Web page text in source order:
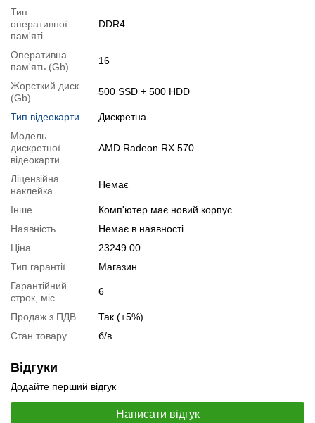
Можлива також комплектація
Для цього додайте в корзину відповідну позицію з розділу
"Аксесуари" разом з основним товаром.
Специфікація, тести та технічні звіти
Специфікація процесора:
Тестування процесора:Intel Core i5-8400
Специфікація відеокарти:
Тестування відеокарти: AMD Radeon RX 570
📧Запит оптової ціни
Слідкувати на Facebook
Тип
оперативної
пам'яті
DDR4
Оперативна
пам'ять (Gb)
16
Жорсткий диск
(Gb)
500 SSD + 500 HDD
Тип відеокарти
Дискретна
Модель
дискретної
відеокарти
AMD Radeon RX 570
Ліцензійна
наклейка
Немає
Інше
Комп'ютер має новий корпус
Наявність
Немає в наявності
Ціна
23249.00
Тип гарантії
Магазин
Гарантійний
строк, міс.
6
Продаж з ПДВ
Так (+5%)
Стан товару
б/в
Відгуки
Додайте перший відгук
Написати відгук